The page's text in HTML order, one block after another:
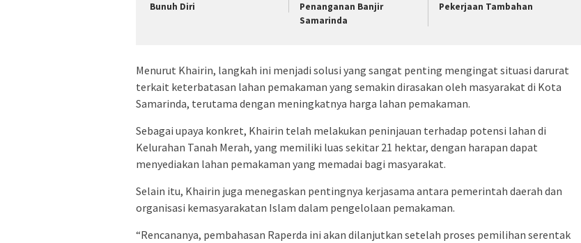
Bunuh Diri
Penanganan Banjir
Samarinda
Pekerjaan Tambahan
Menurut Khairin, langkah ini menjadi solusi yang sangat penting mengingat situasi darurat
terkait keterbatasan lahan pemakaman yang semakin dirasakan oleh masyarakat di Kota
Samarinda, terutama dengan meningkatnya harga lahan pemakaman.
Sebagai upaya konkret, Khairin telah melakukan peninjauan terhadap potensi lahan di
Kelurahan Tanah Merah, yang memiliki luas sekitar 21 hektar, dengan harapan dapat
menyediakan lahan pemakaman yang memadai bagi masyarakat.
Selain itu, Khairin juga menegaskan pentingnya kerjasama antara pemerintah daerah dan
organisasi kemasyarakatan Islam dalam pengelolaan pemakaman.
“Rencananya, pembahasan Raperda ini akan dilanjutkan setelah proses pemilihan serentak